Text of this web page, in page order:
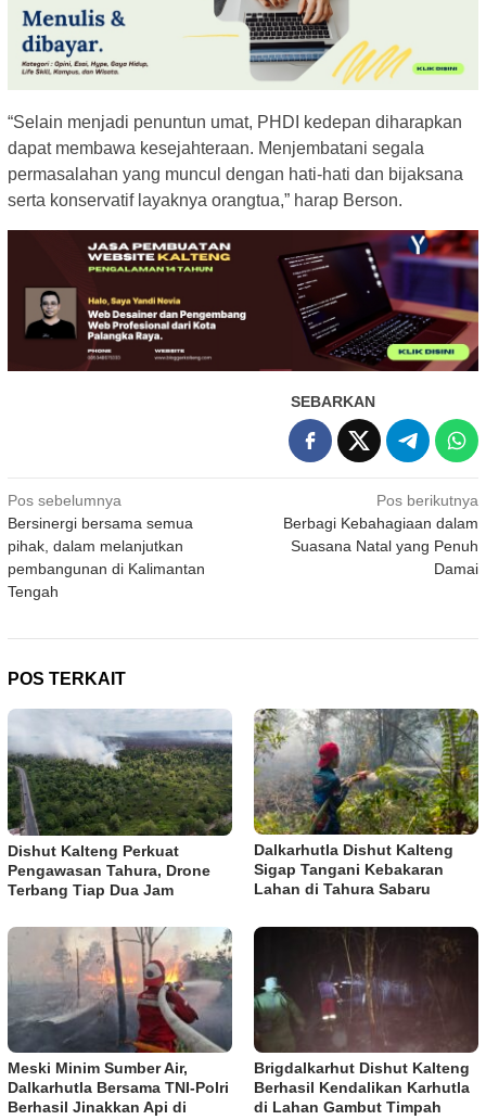
“Selain menjadi penuntun umat, PHDI kedepan diharapkan
dapat membawa kesejahteraan. Menjembatani segala
permasalahan yang muncul dengan hati-hati dan bijaksana
serta konservatif layaknya orangtua,” harap Berson.
SEBARKAN
Navigasi
pos
Pos sebelumnya
Bersinergi bersama semua
pihak, dalam melanjutkan
pembangunan di Kalimantan
Tengah
Pos berikutnya
Berbagi Kebahagiaan dalam
Suasana Natal yang Penuh
Damai
POS TERKAIT
Dishut Kalteng Perkuat
Pengawasan Tahura, Drone
Terbang Tiap Dua Jam
Dalkarhutla Dishut Kalteng
Sigap Tangani Kebakaran
Lahan di Tahura Sabaru
Meski Minim Sumber Air,
Dalkarhutla Bersama TNI-Polri
Berhasil Jinakkan Api di
Brigdalkarhut Dishut Kalteng
Berhasil Kendalikan Karhutla
di Lahan Gambut Timpah